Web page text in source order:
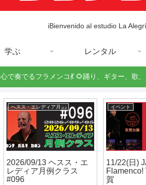
iBienvenido al estudio La
学ぶ レンタル
で奏でるフラメンコ💃 🌻踊り、ギター、
トップ表示
第９回 ラ･アレグリア
フラメンコ教室
「Concierto de Fin de
学ぶ
いっしょ
を楽しみ